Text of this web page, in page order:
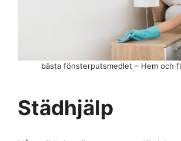
Städhjälp
bästa fönsterputsmedlet – Hem och